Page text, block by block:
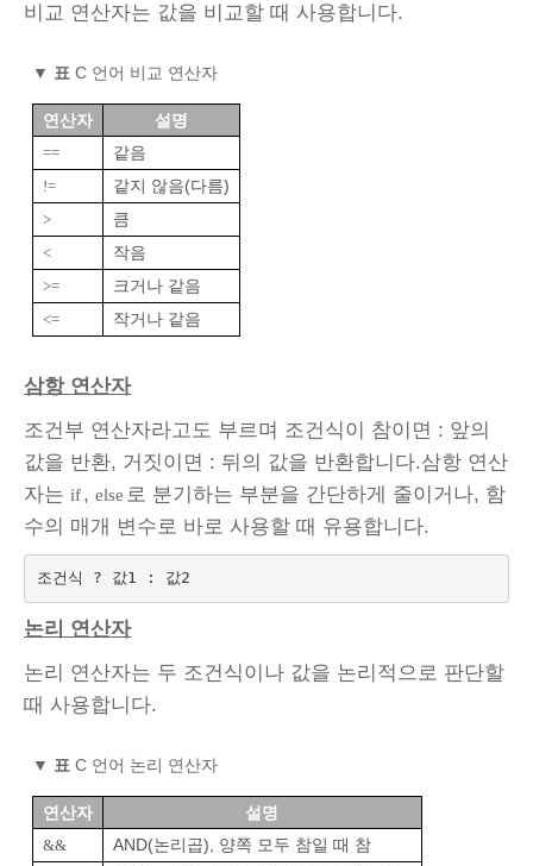
비교 연산자는 값을 비교할 때 사용합니다.
▼ 표 C 언어 비교 연산자
연산자 설명
== 같음
!= 같지 않음(다름)
> 큼
< 작음
>= 크거나 같음
<= 작거나 같음
삼항 연산자
조건부 연산자라고도 부르며 조건식이 참이면 : 앞의
값을 반환, 거짓이면 : 뒤의 값을 반환합니다.삼항 연산
자는 if, else 로 분기하는 부분을 간단하게 줄이거나, 함
수의 매개 변수로 바로 사용할 때 유용합니다.
조건식 ? 값1 : 값2
논리 연산자
논리 연산자는 두 조건식이나 값을 논리적으로 판단할
때 사용합니다.
▼ 표 C 언어 논리 연산자
연산자 설명
&& AND(논리곱), 양쪽 모두 참일 때 참